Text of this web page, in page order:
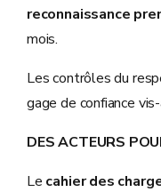
reconnaissance
mois.
Les contrôles du
gage de confiance
DES ACTEURS
Le cahier des